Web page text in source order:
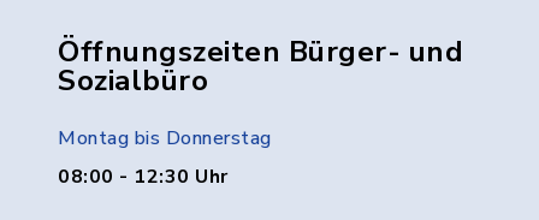
Öffnungszeiten Bürger- und
Sozialbüro
Montag bis Donnerstag
08:00 - 12:30 Uhr